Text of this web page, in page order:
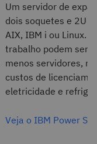
Um servidor de
dois soquetes e 2U
AIX, IBM i ou Linux.
trabalho podem ser
menos servidores,
custos de
eletricidade e
Veja o IBM Power